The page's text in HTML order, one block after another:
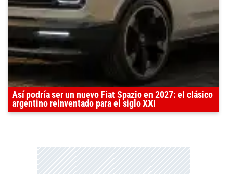
Así podría ser un nuevo Fiat Spazio en 2027: el clásico
argentino reinventado para el siglo XXI